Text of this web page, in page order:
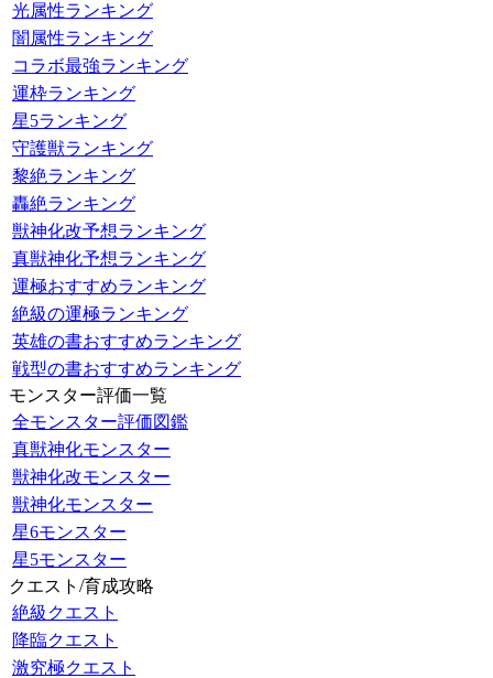
光属性ランキング
闇属性ランキング
コラボ最強ランキング
運枠ランキング
星5ランキング
守護獣ランキング
黎絶ランキング
轟絶ランキング
獣神化改予想ランキング
真獣神化予想ランキング
運極おすすめランキング
絶級の運極ランキング
英雄の書おすすめランキング
戦型の書おすすめランキング
モンスター評価一覧
全モンスター評価図鑑
真獣神化モンスター
獣神化改モンスター
獣神化モンスター
星6モンスター
星5モンスター
クエスト/育成攻略
絶級クエスト
降臨クエスト
激究極クエスト